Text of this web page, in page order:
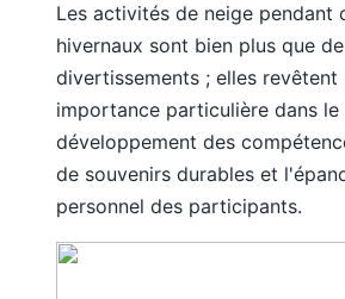
Les activités de neige pendant
hivernaux sont bien plus que
divertissements ; elles revêtent
importance particulière dans le
développement des
de souvenirs durables et
personnel des participants.
AssistantTotemia
En ligne
Bonjour ! 👋 Je suis l'assistant
Posez-moi vos questions sur nos